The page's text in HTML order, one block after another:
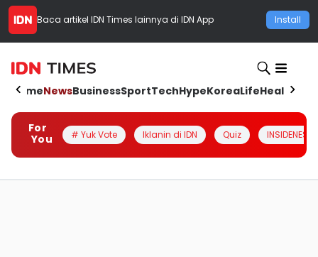
Baca artikel IDN Times lainnya di IDN App Install
HomeNewsBusinessSportTechHypeKoreaLifeHealth
For
You
# Yuk Vote Iklanin di IDN Quiz INSIDENESIA